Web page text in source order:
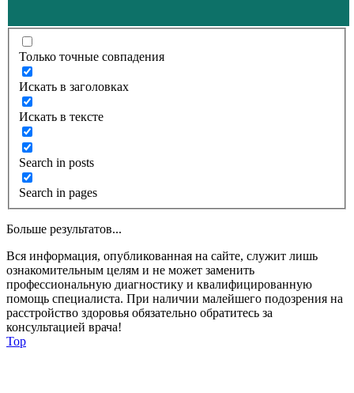
Только точные совпадения
Искать в заголовках
Искать в тексте
Search in posts
Search in pages
Больше результатов...
Вся информация, опубликованная на сайте, служит лишь
ознакомительным целям и не может заменить
профессиональную диагностику и квалифицированную
помощь специалиста. При наличии малейшего подозрения на
расстройство здоровья обязательно обратитесь за
консультацией врача!
Top